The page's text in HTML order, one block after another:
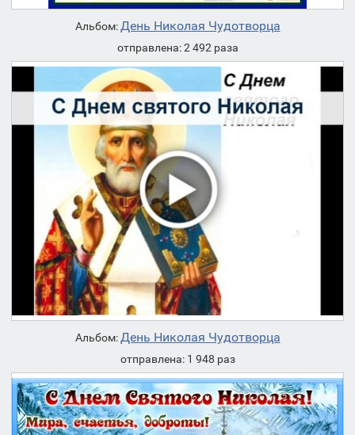
Альбом:День Николая Чудотворца
отправлена: 2 492 раза
Альбом:День Николая Чудотворца
отправлена: 1 948 раз